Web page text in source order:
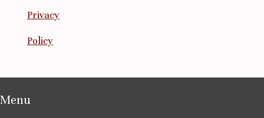
Privacy
Policy
Menu